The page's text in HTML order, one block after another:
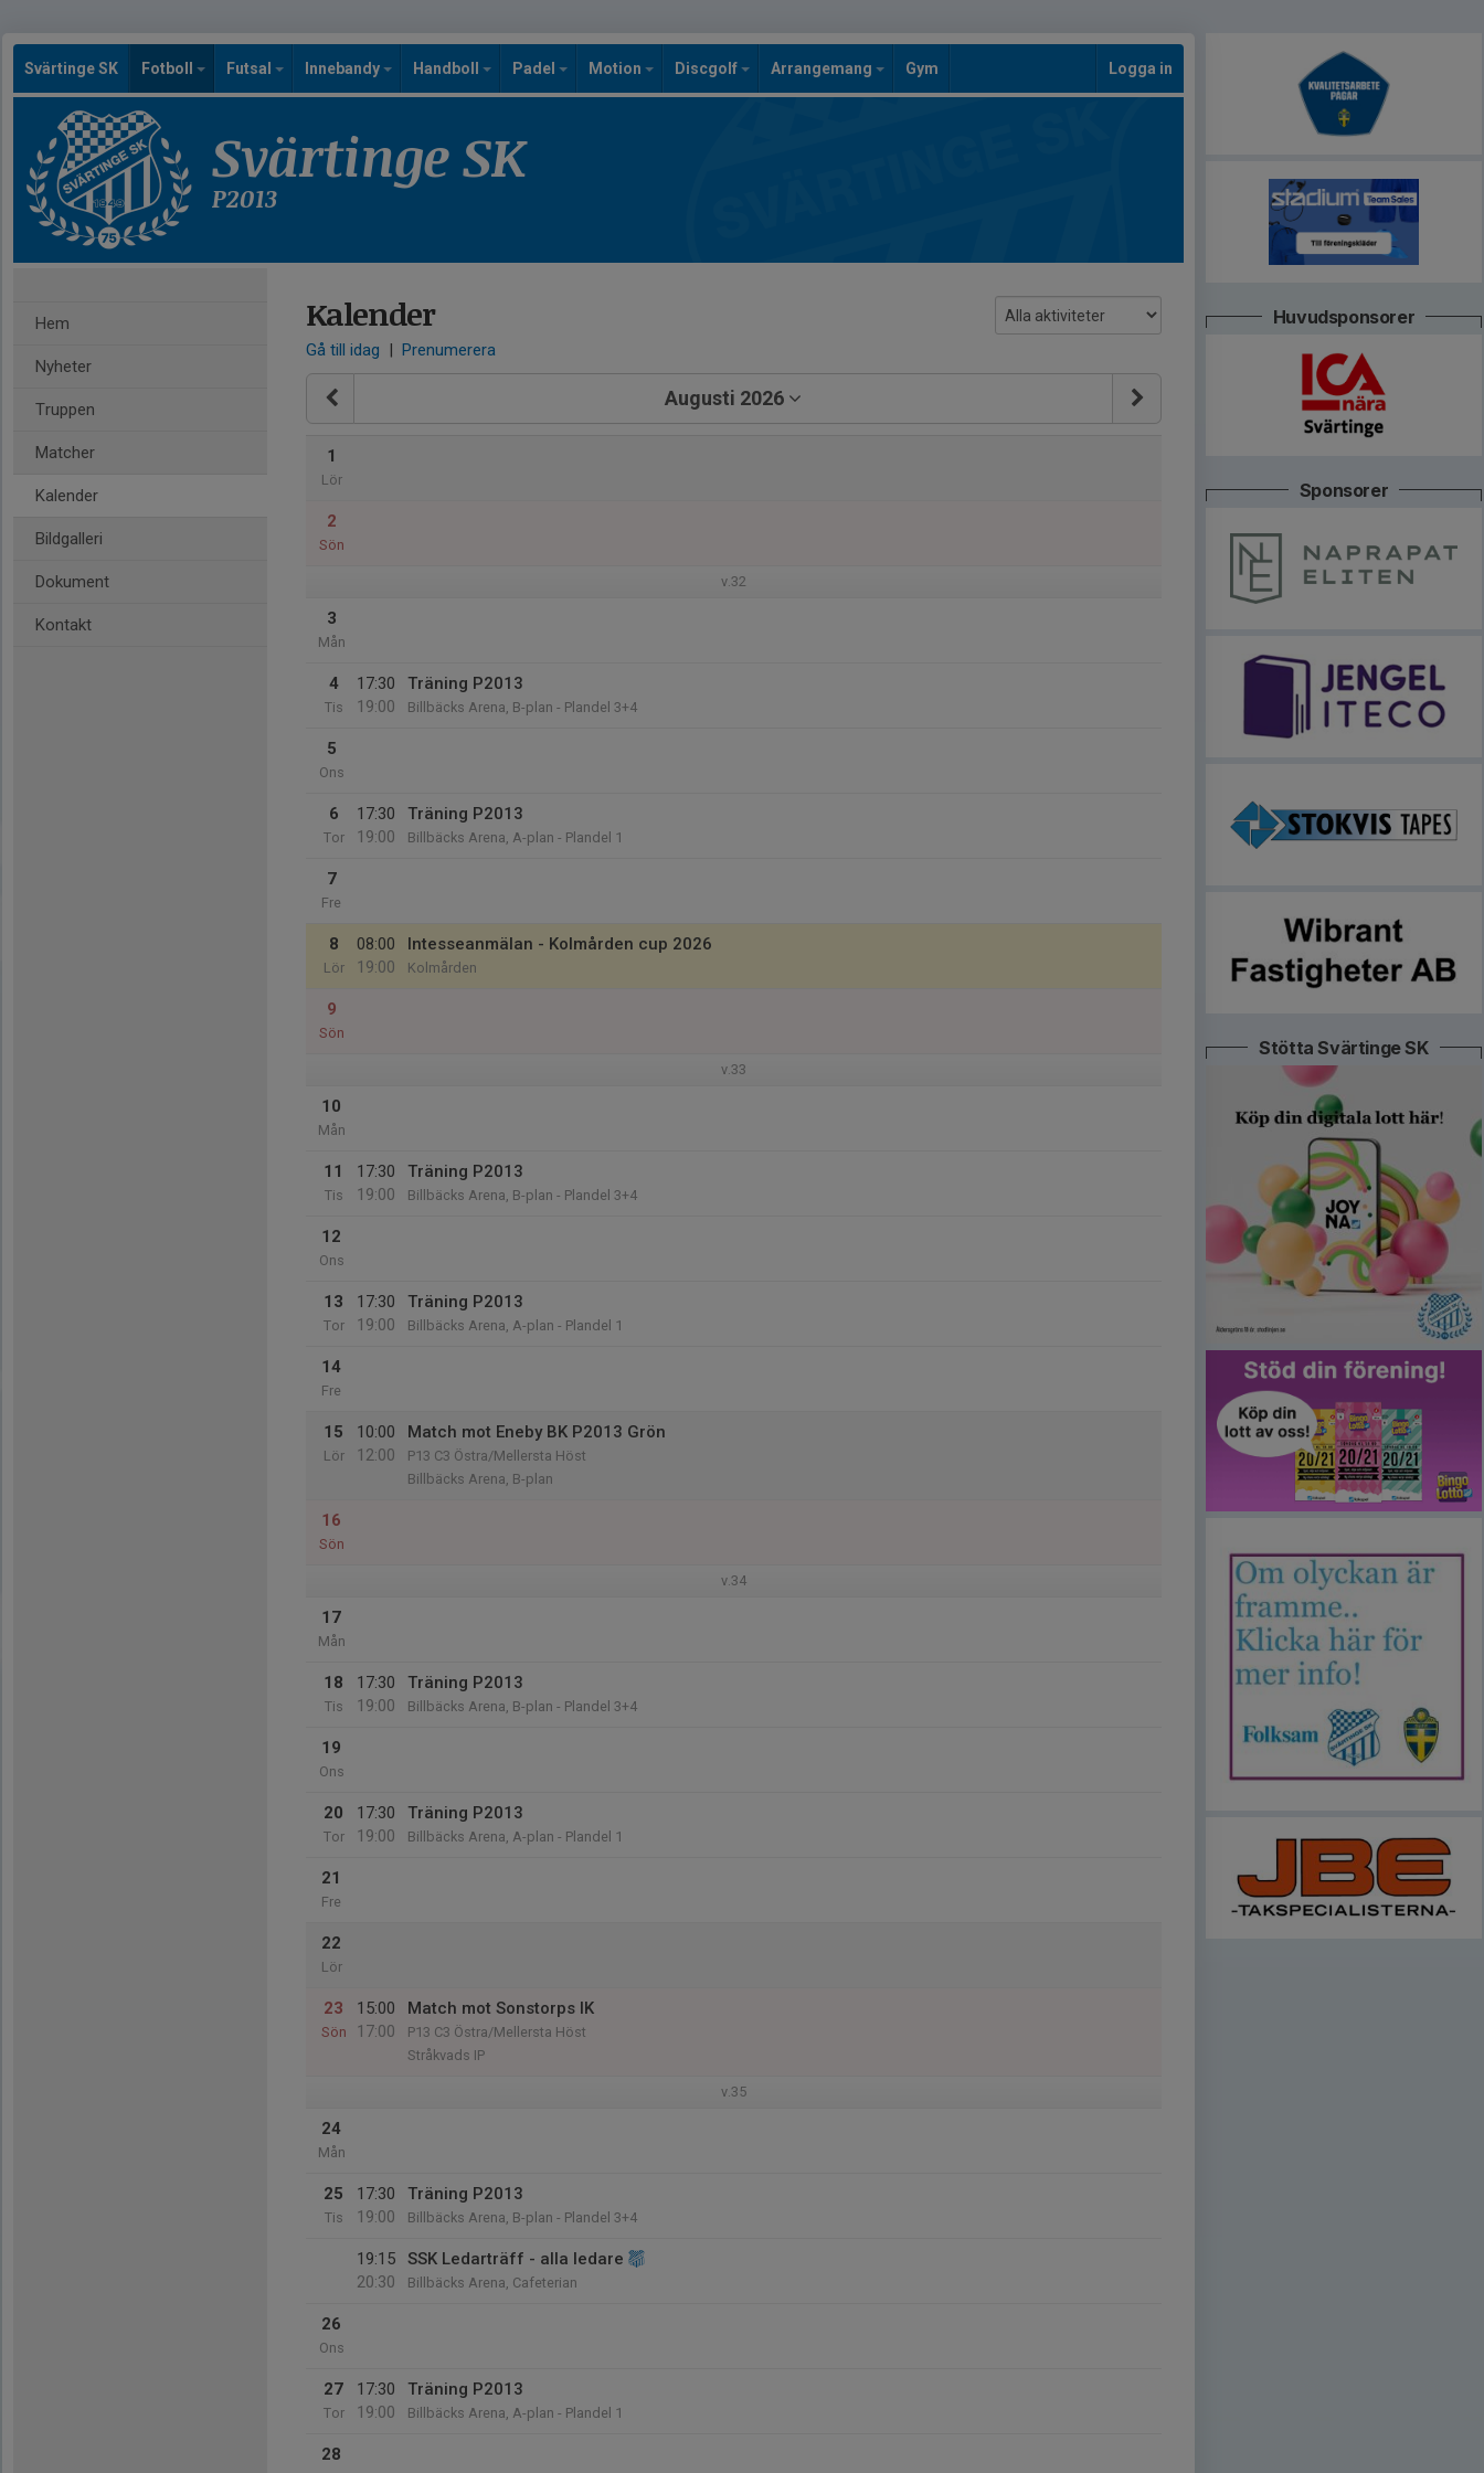
Svärtinge SK Fotboll Futsal Innebandy Handboll Padel Motion Discgolf Arrangemang Gym Logga in
Svärtinge SK
P2013
Hem
Nyheter
Truppen
Matcher
Kalender
Bildgalleri
Dokument
Kontakt
Kalender
Gå till idag | Prenumerera
Augusti 2026
1
Lör
2
Sön
v.32
3
Mån
4
Tis
17:30
19:00
Träning P2013
Billbäcks Arena, B-plan - Plandel 3+4
5
Ons
6
Tor
17:30
19:00
Träning P2013
Billbäcks Arena, A-plan - Plandel 1
7
Fre
8
Lör
08:00
19:00
Intesseanmälan - Kolmården cup 2026
Kolmården
9
Sön
v.33
10
Mån
11
Tis
17:30
19:00
Träning P2013
Billbäcks Arena, B-plan - Plandel 3+4
12
Ons
13
Tor
17:30
19:00
Träning P2013
Billbäcks Arena, A-plan - Plandel 1
14
Fre
15
Lör
10:00
12:00
Match mot Eneby BK P2013 Grön
P13 C3 Östra/Mellersta Höst
Billbäcks Arena, B-plan
16
Sön
v.34
17
Mån
18
Tis
17:30
19:00
Träning P2013
Billbäcks Arena, B-plan - Plandel 3+4
19
Ons
20
Tor
17:30
19:00
Träning P2013
Billbäcks Arena, A-plan - Plandel 1
21
Fre
22
Lör
23
Sön
15:00
17:00
Match mot Sonstorps IK
P13 C3 Östra/Mellersta Höst
Stråkvads IP
v.35
24
Mån
25
Tis
17:30
19:00
Träning P2013
Billbäcks Arena, B-plan - Plandel 3+4
19:15
20:30
SSK Ledarträff - alla ledare
Billbäcks Arena, Cafeterian
26
Ons
27
Tor
17:30
19:00
Träning P2013
Billbäcks Arena, A-plan - Plandel 1
28
Huvudsponsorer
Sponsorer
Stötta Svärtinge SK